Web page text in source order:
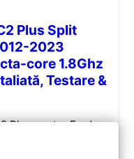
Plus Split
2023
core 1.8Ghz
Testare &
Plus pentru Ford